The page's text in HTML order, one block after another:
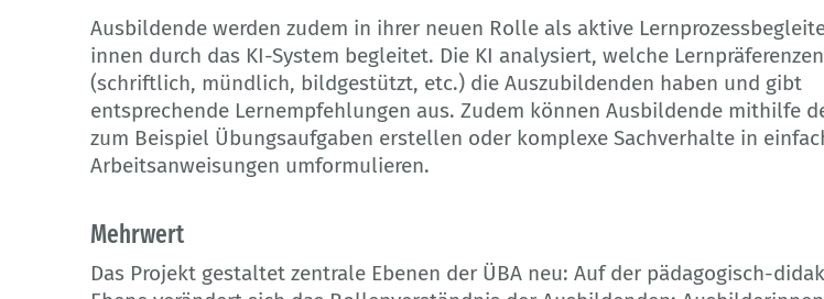
Ausbildende werden zudem in ihrer neuen Rolle als aktive
innen durch das KI-System begleitet. Die KI analysiert, welche Lernpräferenzen
(schriftlich, mündlich, bildgestützt, etc.) die Auszubildenden haben und gibt
entsprechende Lernempfehlungen aus. Zudem können Ausbildende mithilfe
zum Beispiel Übungsaufgaben erstellen oder komplexe Sachverhalte in
Arbeitsanweisungen umformulieren.
Mehrwert
Das Projekt gestaltet zentrale Ebenen der ÜBA neu: Auf der pädagogisch-